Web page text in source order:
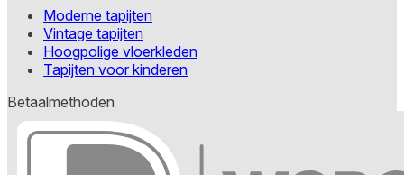
Moderne tapijten
Vintage tapijten
Hoogpolige vloerkleden
Tapijten voor kinderen
Betaalmethoden